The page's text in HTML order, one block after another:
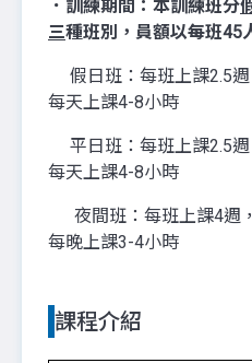
．訓練期間： 本訓練班分
三種班別，員額以每班45
假日班：每班上課2.5週
每天上課4-8小時
平日班：每班上課2.5週
每天上課4-8小時
夜間班：每班上課4週
每晚上課3-4小時
課程介紹